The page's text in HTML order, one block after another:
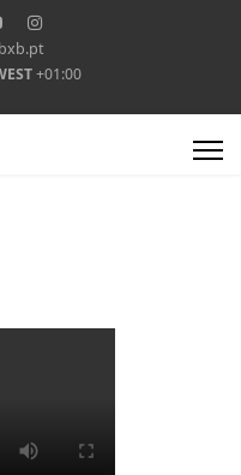
+01:00